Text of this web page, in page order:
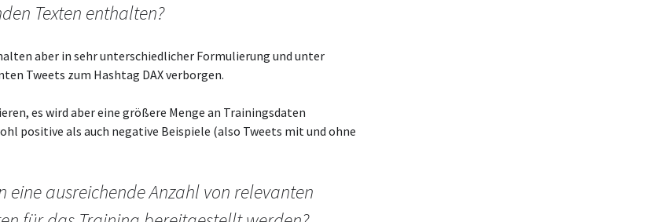
Texten enthalten?
aber in sehr unterschiedlicher Formulierung und unter
Tweets zum Hashtag DAX verborgen.
es wird aber eine größere Menge an Trainingsdaten
positive als auch negative Beispiele (also Tweets mit und ohne
eine ausreichende Anzahl von relevanten